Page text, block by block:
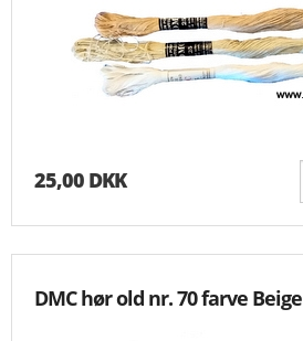
25,00 DKK
DMC hør old nr. 70 farve Beige